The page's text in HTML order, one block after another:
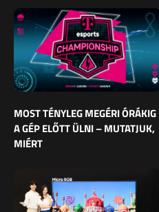
MOST TÉNYLEG MEGÉRI ÓRÁKIG
A GÉP ELŐTT ÜLNI – MUTATJUK,
MIÉRT